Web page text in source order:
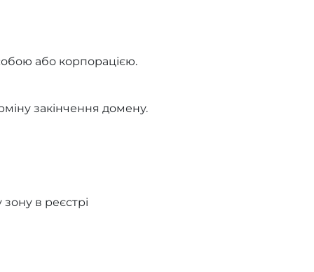
або корпорацією.
закінчення домену.
в реєстрі